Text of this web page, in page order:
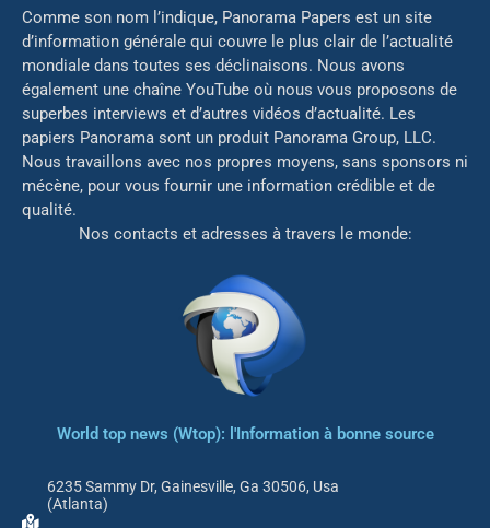
Comme son nom l’indique, Panorama Papers est un site
d’information générale qui couvre le plus clair de l’actualité
mondiale dans toutes ses déclinaisons. Nous avons
également une chaîne YouTube où nous vous proposons de
superbes interviews et d’autres vidéos d’actualité. Les
papiers Panorama sont un produit Panorama Group, LLC.
Nous travaillons avec nos propres moyens, sans sponsors ni
mécène, pour vous fournir une information crédible et de
qualité.
Nos contacts et adresses à travers le monde:
World top news (Wtop): l'Information à bonne source
6235 Sammy Dr, Gainesville, Ga 30506, Usa
(Atlanta)